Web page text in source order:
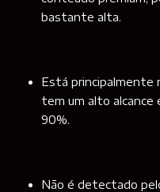
bastante alta.
Está principalmente
tem um alto alcance
90%.
Não é detectado